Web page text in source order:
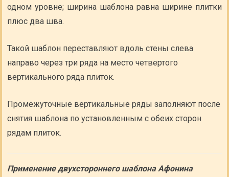
одном уровне; ширина шаблона равна ширине плитки
плюс два шва.
Такой шаблон переставляют вдоль стены слева
направо через три ряда на место четвертого
вертикального ряда плиток.
Промежуточные вертикальные ряды заполняют после
снятия шаблона по установленным с обеих сторон
рядам плиток.
Применение двухстороннего шаблона Афонина